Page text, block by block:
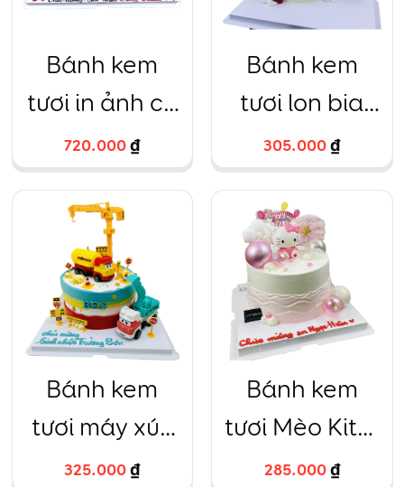
Bánh kem
tươi in ảnh cỡ
lớn theo yêu
cầu
720.000₫
Bánh kem
tươi lon bia
Heniken
305.000₫
Bánh kem
tươi máy xúc
xe bồn màu
325.000₫
Bánh kem
tươi Mèo Kitty
hồng
285.000₫